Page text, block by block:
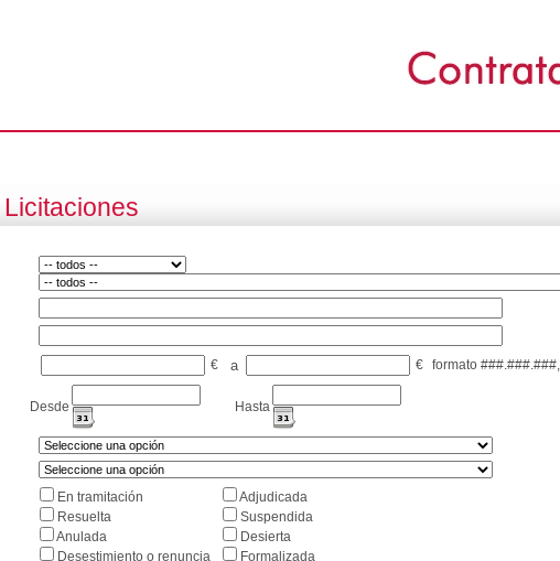
€ a € formato
Desde Hasta
En tramitación
Adjudicada
Resuelta
Suspendida
Anulada
Desierta
Desestimiento o renuncia
Formalizada